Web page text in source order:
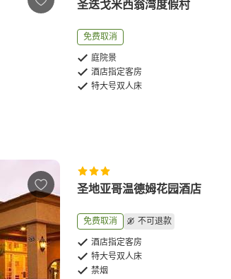
圣迭戈米西翁湾度假村
免费取消
庭院景
酒店指定客房
特大号双人床
圣地亚哥温德姆花园酒店
免费取消 不可退款
酒店指定客房
特大号双人床
禁烟